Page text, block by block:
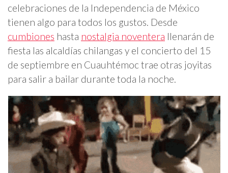
celebraciones de la Independencia de México
tienen algo para todos los gustos. Desde
cumbiones hasta nostalgia noventera llenarán de
fiesta las alcaldías chilangas y el concierto del 15
de septiembre en Cuauhtémoc trae otras joyitas
para salir a bailar durante toda la noche.